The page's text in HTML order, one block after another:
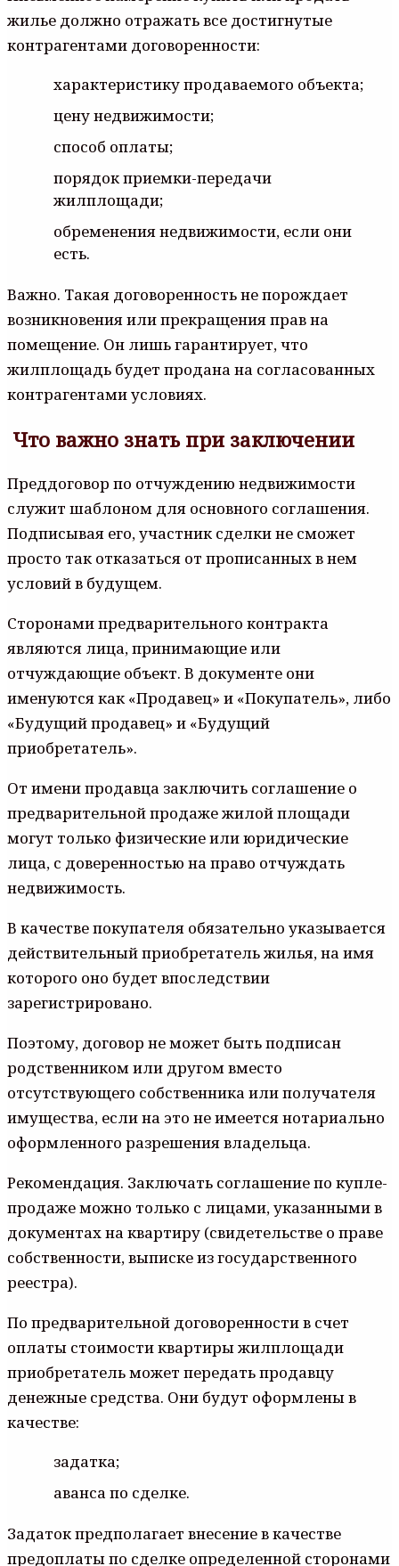
жилье должно отражать все достигнутые
контрагентами договоренности:
характеристику продаваемого объекта;
цену недвижимости;
способ оплаты;
порядок приемки-передачи
жилплощади;
обременения недвижимости, если они
есть.
Важно. Такая договоренность не порождает
возникновения или прекращения прав на
помещение. Он лишь гарантирует, что
жилплощадь будет продана на согласованных
контрагентами условиях.
Что важно знать при заключении
Преддоговор по отчуждению недвижимости
служит шаблоном для основного соглашения.
Подписывая его, участник сделки не сможет
просто так отказаться от прописанных в нем
условий в будущем.
Сторонами предварительного контракта
являются лица, принимающие или
отчуждающие объект. В документе они
именуются как «Продавец» и «Покупатель», либо
«Будущий продавец» и «Будущий
приобретатель».
От имени продавца заключить соглашение о
предварительной продаже жилой площади
могут только физические или юридические
лица, с доверенностью на право отчуждать
недвижимость.
В качестве покупателя обязательно указывается
действительный приобретатель жилья, на имя
которого оно будет впоследствии
зарегистрировано.
Поэтому, договор не может быть подписан
родственником или другом вместо
отсутствующего собственника или получателя
имущества, если на это не имеется нотариально
оформленного разрешения владельца.
Рекомендация. Заключать соглашение по купле-
продаже можно только с лицами, указанными в
документах на квартиру (свидетельстве о праве
собственности, выписке из государственного
реестра).
По предварительной договоренности в счет
оплаты стоимости квартиры жилплощади
приобретатель может передать продавцу
денежные средства. Они будут оформлены в
качестве:
задатка;
аванса по сделке.
Задаток предполагает внесение в качестве
предоплаты по сделке определенной сторонами